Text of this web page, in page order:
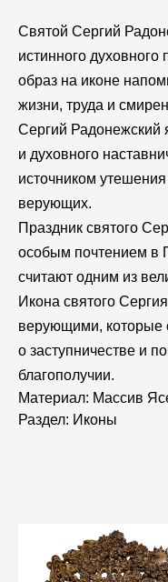
Святой Сергий
истинного
образ на иконе
жизни, труда и
Сергий Радонежский
и духовного
источником
верующих.
Праздник святого
особым почтением в
считают одним из
Икона святого
верующими, которые
о заступничестве и
благополучии.
Материал: Массив
Раздел: Иконы